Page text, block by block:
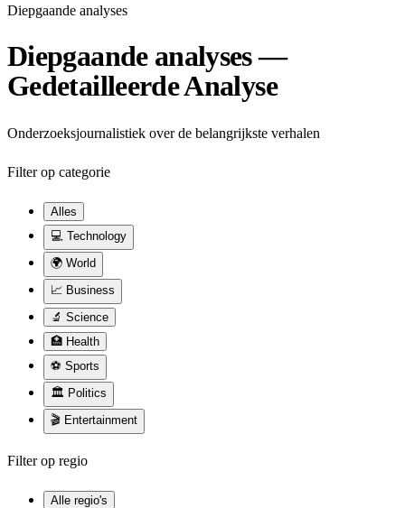
Diepgaande analyses
Diepgaande analyses —
Gedetailleerde Analyse
Onderzoeksjournalistiek over de belangrijkste verhalen
Filter op categorie
Alles
💻 Technology
🌍 World
📈 Business
🔬 Science
🏥 Health
⚽ Sports
🏛 Politics
🎬 Entertainment
Filter op regio
Alle regio's